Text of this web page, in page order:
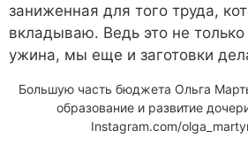
заниженная для того труда,
вкладываю. Ведь это не только
ужина, мы еще и заготовки
Большую часть бюджета Ольга
образование и развитие
Instagram.com/